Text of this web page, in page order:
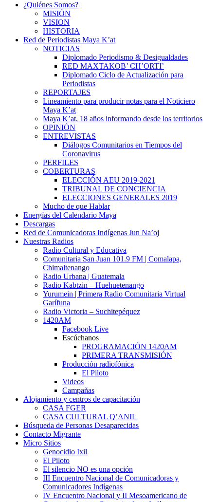
¿Quiénes Somos?
MISIÓN
VISION
HISTORIA
Red de Periodistas Maya K’at
NOTICIAS
Diplomado Periodismo & Desigualdades
RED MAXTAKOB’ CH’ORTI’
Diplomado Ciclo de Actualización para
Periodistas
REPORTAJES
Lineamiento para producir notas para el Noticiero
Maya K’at
Maya K’at, 18 años informando desde los territorios
OPINIÓN
ENTREVISTAS
Diálogos Comunitarios en Tiempos del
Coronavirus
PERFILES
COBERTURAS
ELECCIÓN AEU 2019-2021
TRIBUNAL DE CONCIENCIA
ELECCIONES GENERALES 2019
Mucho de que Hablar
Energías del Calendario Maya
Descargas
Red de Comunicadoras Indígenas Jun Na’oj
Nuestras Radios
Radio Cultural y Educativa
Comunitaria San Juan 101.9 FM | Comalapa,
Chimaltenango
Radio Urbana | Guatemala
Radio Kabtzin – Huehuetenango
Yurumein | Primera Radio Comunitaria Virtual
Garífuna
Radio Victoria – Suchitepéquez
1420AM
Facebook Live
Escúchanos
PROGRAMACIÓN 1420AM
PRIMERA TRANSMISIÓN
Producción radiofónica
El Piloto
Videos
Campañas
Alojamiento y centros de capacitación
CASA FGER
CASA CULTURAL Q’ANIL
Búsqueda de Personas Desaparecidas
Contacto Migrante
Micro Sitios
Genocidio Ixil
El Piloto
El silencio NO es una opción
III Encuentro Nacional de Comunicadoras y
Comunicadores Indígenas
IV Encuentro Nacional y II Mesoamericano de